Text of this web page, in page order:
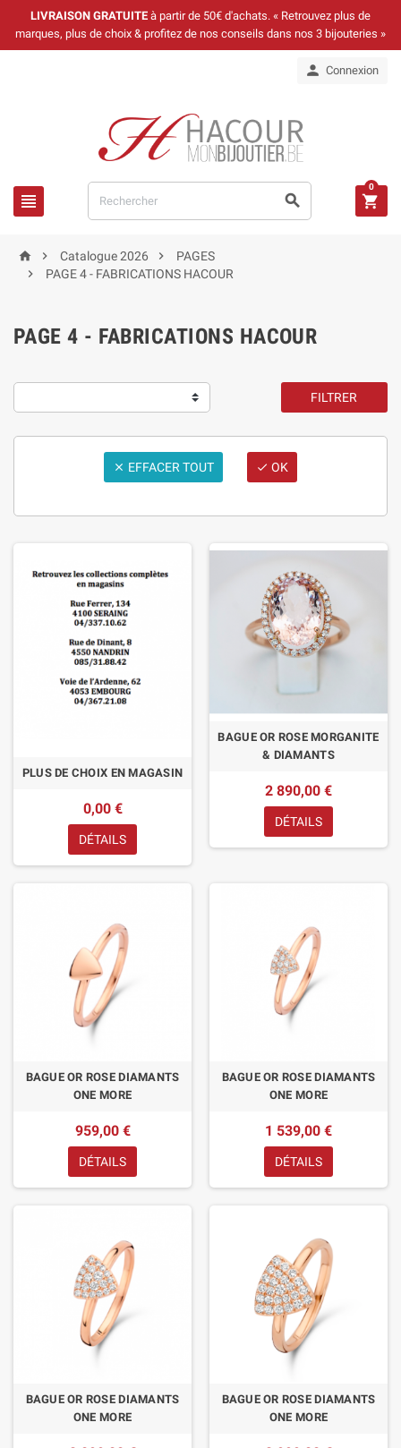
LIVRAISON GRATUITE à partir de 50€ d'achats. « Retrouvez plus de
marques, plus de choix & profitez de nos conseils dans nos 3 bijouteries »
 Connexion
  
0
  Catalogue 2026 
PAGES

PAGE 4 - FABRICATIONS HACOUR
PAGE 4 - FABRICATIONS HACOUR
FILTRER
 EFFACER TOUT  OK
PLUS DE CHOIX EN MAGASIN
0,00 €
DÉTAILS
BAGUE OR ROSE MORGANITE
& DIAMANTS
2 890,00 €
DÉTAILS
BAGUE OR ROSE DIAMANTS
ONE MORE
959,00 €
DÉTAILS
BAGUE OR ROSE DIAMANTS
ONE MORE
1 539,00 €
DÉTAILS
BAGUE OR ROSE DIAMANTS
ONE MORE
BAGUE OR ROSE DIAMANTS
ONE MORE